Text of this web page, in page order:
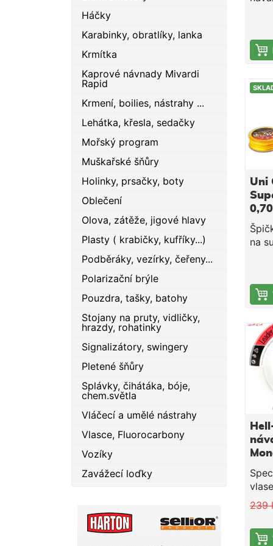
Háčky
Karabinky, obratlíky, lanka
Krmítka
Kaprové návnady Mivardi
Rapid
Krmení, boilies, nástrahy ...
Lehátka, křesla, sedačky
Mořský program
Muškařské šňůry
Holinky, prsačky, boty
Oblečení
Olova, zátěže, jigové hlavy
Plasty ( krabičky, kufříky...)
Podběráky, vezírky, čeřeny...
Polarizační brýle
Pouzdra, tašky, batohy
Stojany na pruty, vidličky,
hrazdy, rohatinky
Signalizátory, swingery
Pletené šňůry
Splávky, čihátáka, bóje,
chem.světla
Vláčecí a umělé nástrahy
Vlasce, Fluorocarbony
Vozíky
Zavážecí loďky
v
Uni
kg
na
X
z
tím
trhu.
po
239